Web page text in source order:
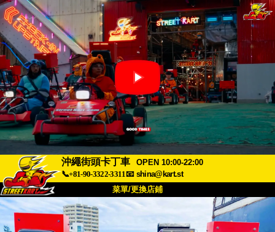
沖繩街頭卡丁車
OPEN 10:00-22:00
📞+81-90-3322-3311📧 shina@kart.st
菜單/更換店鋪